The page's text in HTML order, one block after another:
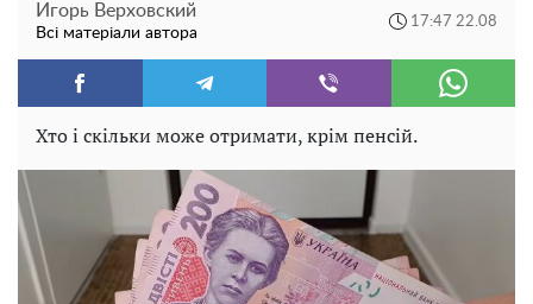
Игорь Верховский
Всі матеріали автора
17:47 22.08
Хто і скільки може отримати, крім пенсій.